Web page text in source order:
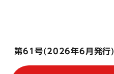
第61号(2026年6月発行)